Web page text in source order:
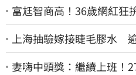
富尪智商高！36歲網紅狂
上海抽驗嫁接睫毛膠水
妻嗨中頭獎：繼續上班！